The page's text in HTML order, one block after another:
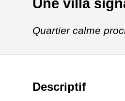
Une villa
Quartier calme
Descriptif